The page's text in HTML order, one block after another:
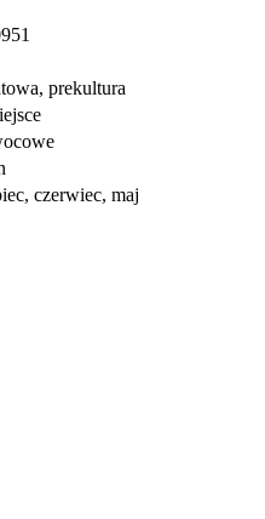
prekultura
czerwiec, maj